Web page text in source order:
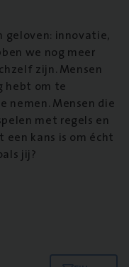
geloven: innovatie,
we nog meer
zijn. Mensen
hebt om te
nemen. Mensen die
met regels en
kans is om écht
jij?